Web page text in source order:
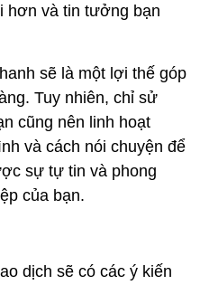
hơn và tin tưởng bạn
sẽ là một lợi thế góp
Tuy nhiên, chỉ sử
cũng nên linh hoạt
và cách nói chuyện để
sự tự tin và phong
của bạn.
dịch sẽ có các ý kiến